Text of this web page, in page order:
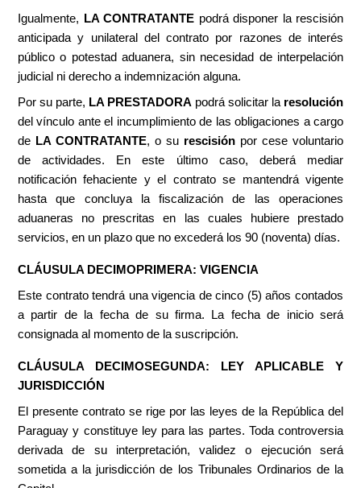
Igualmente,
LA CONTRATANTE podrá disponer la rescisión
anticipada y unilateral del contrato por razones de interés
público o potestad aduanera, sin necesidad de interpelación
judicial ni derecho a indemnización alguna.
Por su parte, LA PRESTADORA podrá solicitar la resolución
del vínculo ante el incumplimiento de las obligaciones a cargo
de LA CONTRATANTE, o su rescisión por cese voluntario
de actividades. En este último caso, deberá mediar
notificación fehaciente y el contrato se mantendrá vigente
hasta que concluya la fiscalización de las operaciones
aduaneras no prescritas en las cuales hubiere prestado
servicios, en un plazo que no excederá los 90 (noventa) días.
CLÁUSULA DECIMOPRIMERA: VIGENCIA
Este contrato tendrá una vigencia de cinco (5) años contados
a partir de la fecha de su firma. La fecha de inicio será
consignada al momento de la suscripción.
CLÁUSULA DECIMOSEGUNDA: LEY APLICABLE Y
JURISDICCIÓN
El presente contrato se rige por las leyes de la República del
Paraguay y constituye ley para las partes. Toda controversia
derivada de su interpretación, validez o ejecución será
sometida a la jurisdicción de los Tribunales Ordinarios de la